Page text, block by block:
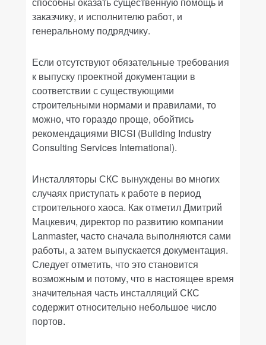
заказчику, и исполнителю работ, и
генеральному подрядчику.
Если отсутствуют обязательные требования
к выпуску проектной документации в
соответствии с существующими
строительными нормами и правилами, то
можно, что гораздо проще, обойтись
рекомендациями BICSI (Building Industry
Consulting Services International).
Инсталляторы СКС вынуждены во многих
случаях приступать к работе в период
строительного хаоса. Как отметил Дмитрий
Мацкевич, директор по развитию компании
Lanmaster, часто сначала выполняются сами
работы, а затем выпускается документация.
Следует отметить, что это становится
возможным и потому, что в настоящее время
значительная часть инсталляций СКС
содержит относительно небольшое число
портов.